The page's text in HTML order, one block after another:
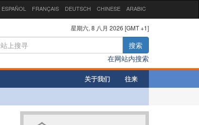
ESPAÑOL FRANÇAIS DEUTSCH CHINESE ARABIC
星期六, 8 八月 2026 [GMT +1]
搜索
在网站内搜索
关于我们 往来